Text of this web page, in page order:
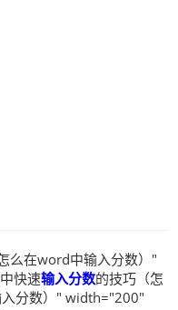
么在word中输入分数）"
快速输入分数的技巧（怎
分数）" width="200"